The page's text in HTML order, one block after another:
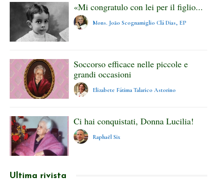
«Mi congratulo con lei per il figlio...
Mons. João Scognamiglio Clá Dias, EP
Soccorso efficace nelle piccole e
grandi occasioni
Elizabete Fátima Talarico Astorino
Ci hai conquistati, Donna Lucilia!
Raphaël Six
Ultima rivista